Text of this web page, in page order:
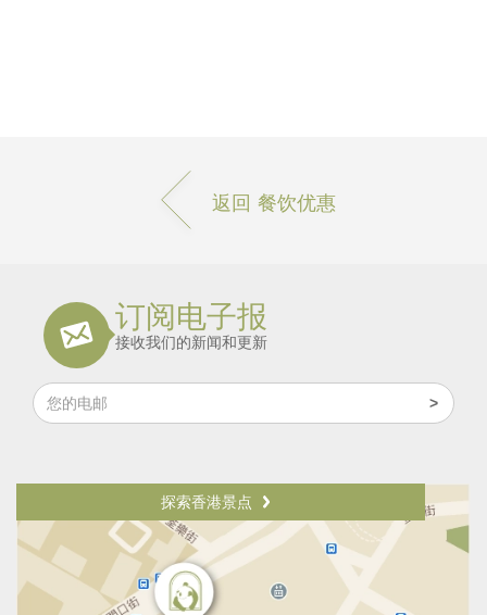
返回 餐饮优惠
订阅电子报
接收我们的新闻和更新
探索香港景点